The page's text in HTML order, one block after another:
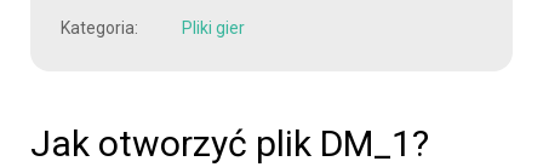
Kategoria: Pliki gier
Jak otworzyć plik DM_1?